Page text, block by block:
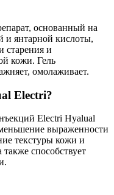
основанный на
и янтарной кислоты,
старения и
кожи. Гель
омолаживает.
Electri?
Electri Hyalual
выраженности
текстуры кожи и
способствует